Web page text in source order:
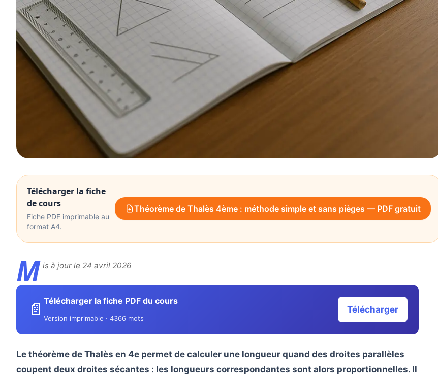
Télécharger la fiche
de cours
Fiche PDF imprimable au
format A4.
Théorème de Thalès 4ème : méthode simple et sans pièges — PDF gratuit
M is à jour le 24 avril 2026
📄 Télécharger la fiche PDF du cours
Version imprimable · 4366 mots
Télécharger
Le théorème de Thalès en 4e permet de calculer une longueur quand des droites parallèles
coupent deux droites sécantes : les longueurs correspondantes sont alors proportionnelles. Il